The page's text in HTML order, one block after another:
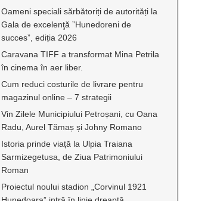
Oameni speciali sărbătoriți de autorități la
Gala de excelenţă ”Hunedoreni de
succes”, ediția 2026
Caravana TIFF a transformat Mina Petrila
în cinema în aer liber.
Cum reduci costurile de livrare pentru
magazinul online – 7 strategii
Vin Zilele Municipiului Petroșani, cu Oana
Radu, Aurel Tămaș și Johny Romano
Istoria prinde viață la Ulpia Traiana
Sarmizegetusa, de Ziua Patrimoniului
Roman
Proiectul noului stadion „Corvinul 1921